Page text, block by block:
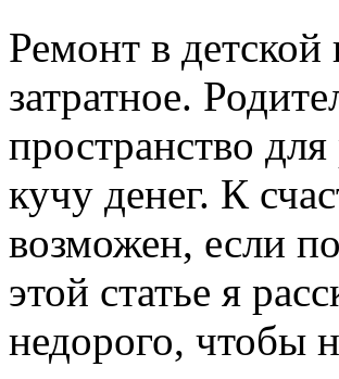
Ремонт в
затратное.
пространство
кучу денег. К
возможен, если
этой статье я
недорого, чтобы